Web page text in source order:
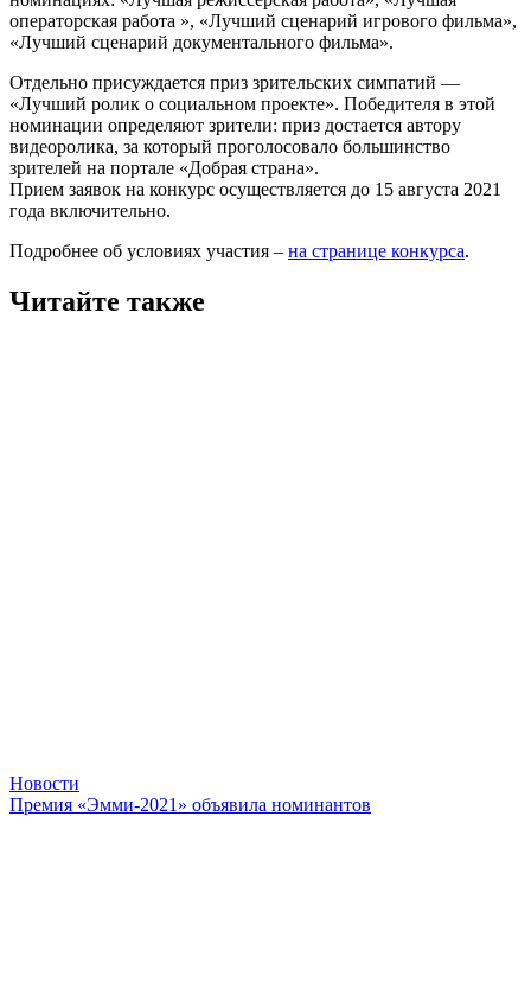
операторская работа », «Лучший сценарий игрового фильма»,
«Лучший сценарий документального фильма».
Отдельно присуждается приз зрительских симпатий —
«Лучший ролик о социальном проекте». Победителя в этой
номинации определяют зрители: приз достается автору
видеоролика, за который проголосовало большинство
зрителей на портале «Добрая страна».
Прием заявок на конкурс осуществляется до 15 августа 2021
года включительно.
Подробнее об условиях участия – на странице конкурса.
Читайте также
Новости
Премия «Эмми-2021» объявила номинантов